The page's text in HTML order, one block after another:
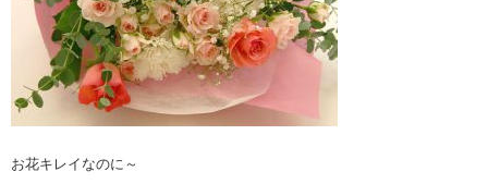
お花キレイなのに～